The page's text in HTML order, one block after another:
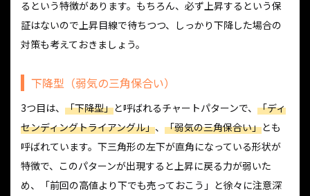
るという特徴があります。もちろん、必ず上昇するという保
証はないので上昇目線で待ちつつ、しっかり下降した場合の
対策も考えておきましょう。
下降型（弱気の三角保合い）
3つ目は、 「下降型」と呼ばれるチャートパターンで、 「ディ
センディングトライアングル」、 「弱気の三角保合い」とも
呼ばれています。下三角形の左下が直角になっている形状が
特徴で、このパターンが出現すると上昇に戻る力が弱いた
め、「前回の高値より下でも売っておこう」と徐々に注意深